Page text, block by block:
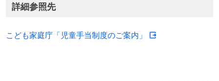
詳細参照先
こども家庭庁「児童手当制度のご案内」